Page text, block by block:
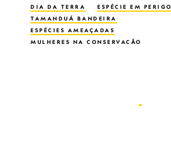
DIA DA TERRA
ESPÉCIE EM PERIGO
TAMANDUÁ BANDEIRA
ESPÉCIES AMEAÇADAS
MULHERES NA CONSERVAÇÃO